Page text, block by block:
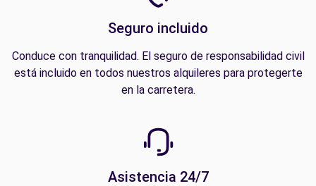
Seguro incluido
Conduce con tranquilidad. El seguro de responsabilidad civil
está incluido en todos nuestros alquileres para protegerte
en la carretera.
Asistencia 24/7